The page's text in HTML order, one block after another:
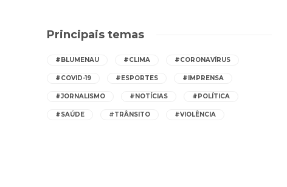
Principais temas
#BLUMENAU #CLIMA #CORONAVÍRUS
#COVID-19 #ESPORTES #IMPRENSA
#JORNALISMO #NOTÍCIAS #POLÍTICA
#SAÚDE #TRÂNSITO #VIOLÊNCIA